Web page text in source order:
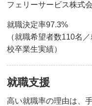
フェリーサービス株式
就職決定率97.3%
（就職希望者数110名
校卒業生実績）
就職支援
高い就職率の理由は、